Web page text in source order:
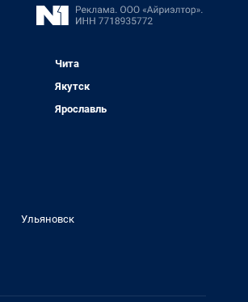
Чита
Якутск
Ярославль
Ульяновск